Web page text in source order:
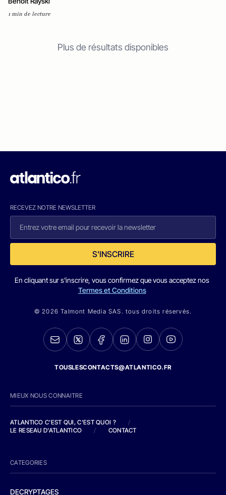
1 min de lecture
Plus de résultats disponibles
RECEVEZ NOTRE NEWSLETTER
S'INSCRIRE
En cliquant sur s'inscrire, vous confirmez que vous acceptez nos
Termes et Conditions
© 2026 Talmont Media SAS. tous droits réservés.
TOUSLESCONTACTS@ATLANTICO.FR
MIEUX NOUS CONNAITRE
ATLANTICO C'EST QUI, C'EST QUOI ?
/
LE RESEAU D'ATLANTICO
/ CONTACT
CATEGORIES
DECRYPTAGES